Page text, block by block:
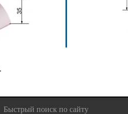
Быстрый поиск по сайту